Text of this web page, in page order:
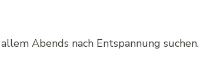
Abends nach Entspannung suchen.